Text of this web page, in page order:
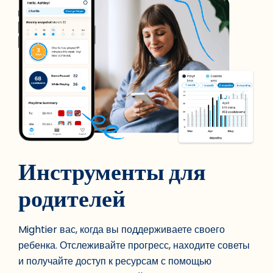
Инструменты для
родителей
Mightier вас, когда вы поддерживаете своего
ребенка. Отслеживайте прогресс, находите советы
и получайте доступ к ресурсам с помощью